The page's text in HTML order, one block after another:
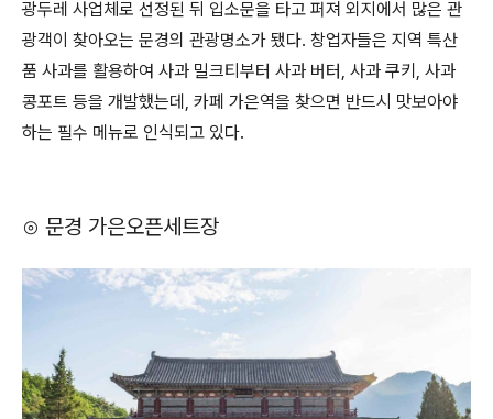
광두레 사업체로 선정된 뒤 입소문을 타고 퍼져 외지에서 많은 관
광객이 찾아오는 문경의 관광명소가 됐다. 창업자들은 지역 특산
품 사과를 활용하여 사과 밀크티부터 사과 버터, 사과 쿠키, 사과
콩포트 등을 개발했는데, 카페 가은역을 찾으면 반드시 맛보아야
하는 필수 메뉴로 인식되고 있다.
⊙ 문경 가은오픈세트장